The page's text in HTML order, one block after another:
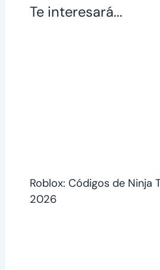
Te interesará...
Roblox: Códigos de Ninja
2026